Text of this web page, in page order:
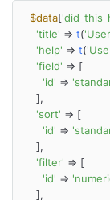
$data[
'title' => t(
'help' => t(
'field' => [
'id' =>
'sort' => [
'id' =>
'filter' => [
'id' =>